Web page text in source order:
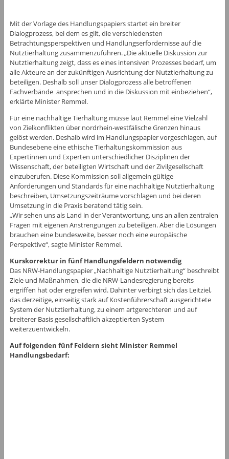
Mit der Vorlage des Handlungspapiers startet ein breiter
Dialogprozess, bei dem es gilt, die verschiedensten
Betrachtungsperspektiven und Handlungserfordernisse auf die
Nutztierhaltung zusammenzuführen. „Die aktuelle Diskussion zur
Nutztierhaltung zeigt, dass es eines intensiven Prozesses bedarf, um
alle Akteure an der zukünftigen Ausrichtung der Nutztierhaltung zu
beteiligen. Deshalb soll unser Dialogprozess alle betroffenen
Fachverbände ansprechen und in die Diskussion mit einbeziehen“,
erklärte Minister Remmel.
Für eine nachhaltige Tierhaltung müsse laut Remmel eine Vielzahl
von Zielkonflikten über nordrhein-westfälische Grenzen hinaus
gelöst werden. Deshalb wird im Handlungspapier vorgeschlagen, auf
Bundesebene eine ethische Tierhaltungskommission aus
Expertinnen und Experten unterschiedlicher Disziplinen der
Wissenschaft, der beteiligten Wirtschaft und der Zivilgesellschaft
einzuberufen. Diese Kommission soll allgemein gültige
Anforderungen und Standards für eine nachhaltige Nutztierhaltung
beschreiben, Umsetzungszeiträume vorschlagen und bei deren
Umsetzung in die Praxis beratend tätig sein.
„Wir sehen uns als Land in der Verantwortung, uns an allen zentralen
Fragen mit eigenen Anstrengungen zu beteiligen. Aber die Lösungen
brauchen eine bundesweite, besser noch eine europäische
Perspektive“, sagte Minister Remmel.
Kurskorrektur in fünf Handlungsfeldern notwendig
Das NRW-Handlungspapier „Nachhaltige Nutztierhaltung“ beschreibt
Ziele und Maßnahmen, die die NRW-Landesregierung bereits
ergriffen hat oder ergreifen wird. Dahinter verbirgt sich das Leitziel,
das derzeitige, einseitig stark auf Kostenführerschaft ausgerichtete
System der Nutztierhaltung, zu einem artgerechteren und auf
breiterer Basis gesellschaftlich akzeptierten System
weiterzuentwickeln.
Auf folgenden fünf Feldern sieht Minister Remmel
Handlungsbedarf: